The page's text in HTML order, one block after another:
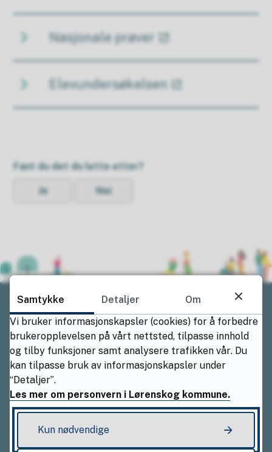
Nasjonale prøver
Elevundersøkelsen
Fant du det du lette etter?
Ja Nei
Ring oss
Sentralbordet
67 49 50 14
Åpningstider
Samtykke Detaljer
Om
Vi bruker informasjonskapsler (cookies) for å forbedre
brukeropplevelsen på vårt nettsted, tilpasse innhold
og tilby funksjoner samt analysere trafikken vår. Du
kan tilpasse bruk av informasjonskapsler under
“Detaljer”.
Les mer om personvern i Lørenskog kommune.
Kun nødvendige